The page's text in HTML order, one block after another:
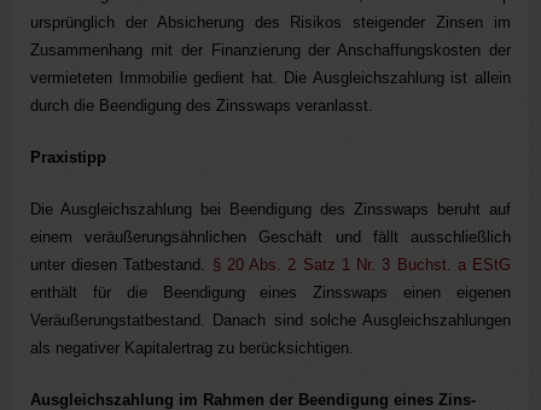
ursprünglich der Absicherung des Risikos steigender Zinsen im
Zusammenhang mit der Finanzierung der Anschaffungskosten der
vermieteten Immobilie gedient hat. Die Ausgleichszahlung ist allein
durch die Beendigung des Zinsswaps veranlasst.
Praxistipp
Die Ausgleichszahlung bei Beendigung des Zinsswaps beruht auf
einem veräußerungsähnlichen Geschäft und fällt ausschließlich
unter diesen Tatbestand. § 20 Abs. 2 Satz 1 Nr. 3 Buchst. a EStG
enthält für die Beendigung eines Zinsswaps einen eigenen
Veräußerungstatbestand. Danach sind solche Ausgleichszahlungen
als negativer Kapitalertrag zu berücksichtigen.
Ausgleichszahlung im Rahmen der Beendigung eines Zins-